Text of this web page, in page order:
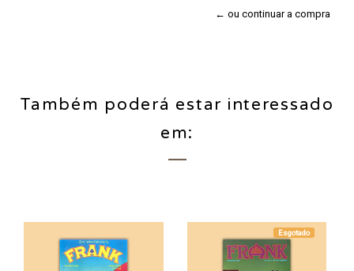
← ou continuar a compra
Também poderá estar interessado
em:
Esgotado